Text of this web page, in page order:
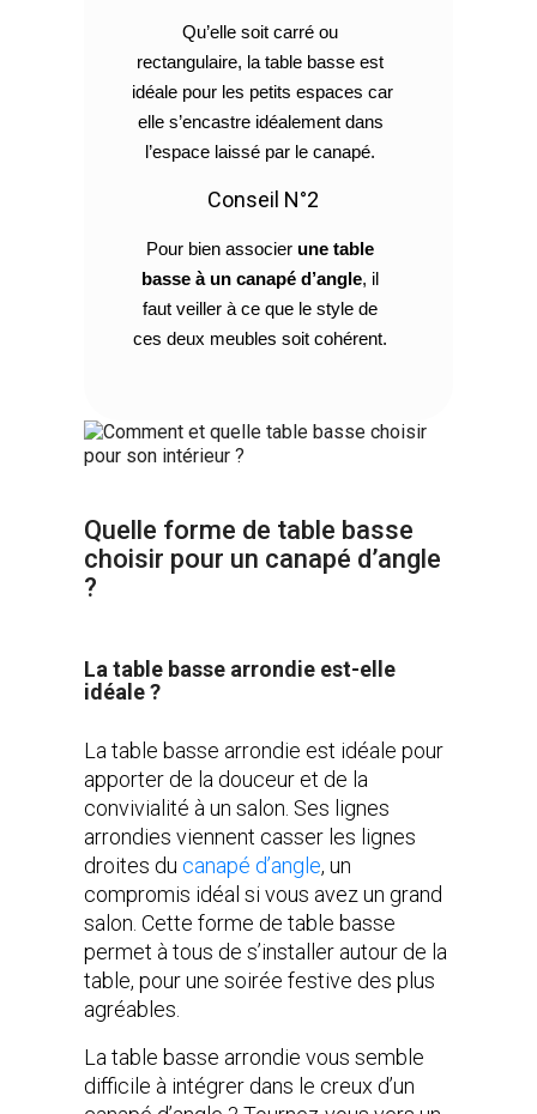
Quelle forme de table basse
choisir pour un canapé d’angle
?
La table basse arrondie est-elle
idéale ?
La table basse arrondie est idéale pour
apporter de la douceur et de la
convivialité à un salon. Ses lignes
arrondies viennent casser les lignes
droites du canapé d’angle, un
compromis idéal si vous avez un grand
salon. Cette forme de table basse
permet à tous de s’installer autour de la
table, pour une soirée festive des plus
agréables.
La table basse arrondie vous semble
difficile à intégrer dans le creux d’un
Qu’elle soit carré ou
rectangulaire, la table basse est
idéale pour les petits espaces car
elle s’encastre idéalement dans
l’espace laissé par le canapé.
Conseil N°2
Pour bien associer une table
basse à un canapé d’angle, il
faut veiller à ce que le style de
ces deux meubles soit cohérent.